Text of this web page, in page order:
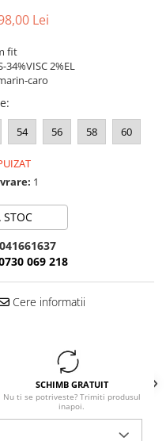
Lei
fit
34%VISC 2%EL
caro
:
54 56 58 60
1
STOC
069 218
Cere informatii
SCHIMB GRATUIT
Nu ti se potriveste? Trimiti produsul
inapoi.